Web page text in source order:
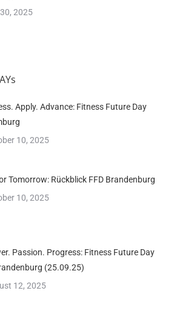
2025
Apply. Advance: Fitness Future Day
10, 2025
Tomorrow: Rückblick FFD Brandenburg
10, 2025
Passion. Progress: Fitness Future Day
(25.09.25)
12, 2025